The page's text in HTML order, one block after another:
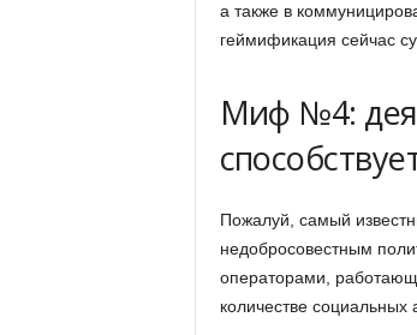
а также в
геймификация сейчас
Миф №4:
Пожалуй, самый
недобросовестным
операторами,
количестве социальных